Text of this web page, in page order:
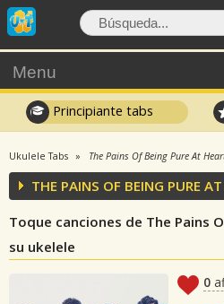
Menu
Principiante tabs
Ukulele Tabs The Pains Of Being Pure At
THE PAINS OF BEING PURE
Toque canciones de The Pains
su ukelele
0